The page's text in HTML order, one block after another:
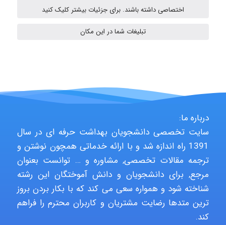
aghajari vahid
Poubakhtiari
اختصاصی داشته باشند. برای جزئیات بیشتر کلیک کنید
تبلیغات شما در این مکان
درباره ما:
سایت تخصصی دانشجویان بهداشت حرفه ای در سال
1391 راه اندازه شد و با ارائه خدماتی همچون نوشتن و
ترجمه مقالات تخصصی, مشاوره و … توانست بعنوان
مرجع, برای دانشجویان و دانش آموختگان این رشته
شناخته شود و همواره سعی می کند که با بکار بردن بروز
ترین متدها رضایت مشتریان و کاربران محترم را فراهم
کند.